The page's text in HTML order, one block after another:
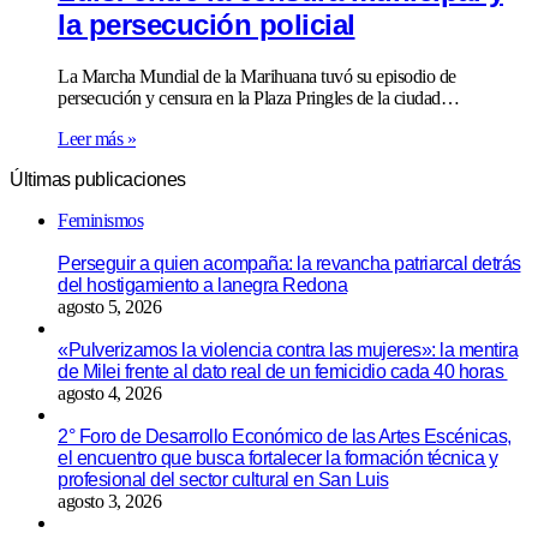
la persecución policial
La Marcha Mundial de la Marihuana tuvó su episodio de
persecución y censura en la Plaza Pringles de la ciudad…
Leer más »
Últimas publicaciones
Feminismos
Perseguir a quien acompaña: la revancha patriarcal detrás
del hostigamiento a lanegra Redona
agosto 5, 2026
«Pulverizamos la violencia contra las mujeres»: la mentira
de Milei frente al dato real de un femicidio cada 40 horas
agosto 4, 2026
2° Foro de Desarrollo Económico de las Artes Escénicas,
el encuentro que busca fortalecer la formación técnica y
profesional del sector cultural en San Luis
agosto 3, 2026